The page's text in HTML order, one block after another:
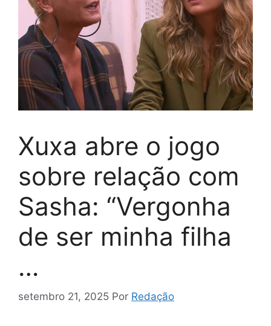
Xuxa abre o jogo
sobre relação com
Sasha: “Vergonha
de ser minha filha
…
setembro 21, 2025 Por Redação